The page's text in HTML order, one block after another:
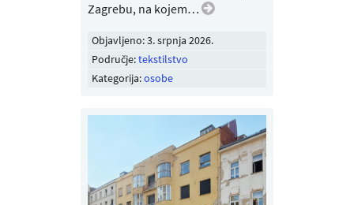
Zagrebu, na kojem…
Objavljeno:3. srpnja 2026.
Područje:tekstilstvo
Kategorija:osobe